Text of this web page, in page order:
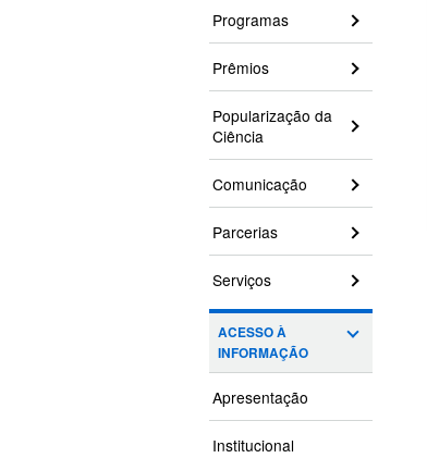
Programas
Prêmios
Popularização da
Ciência
Comunicação
Parcerias
Serviços
ACESSO À
INFORMAÇÃO
Apresentação
Institucional